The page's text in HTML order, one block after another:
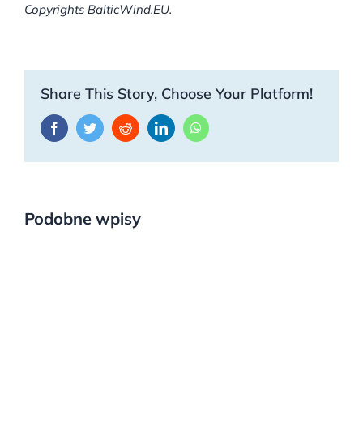
Copyrights BalticWind.EU.
Share This Story, Choose Your Platform!
FacebookTwitterRedditLinkedInWhatsApp
Podobne wpisy